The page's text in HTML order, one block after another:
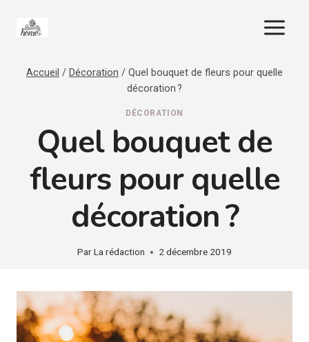
Accueil / Décoration / Quel bouquet de fleurs pour quelle
décoration ?
DÉCORATION
Quel bouquet de
fleurs pour quelle
décoration ?
ParLa rédaction 2 décembre 2019